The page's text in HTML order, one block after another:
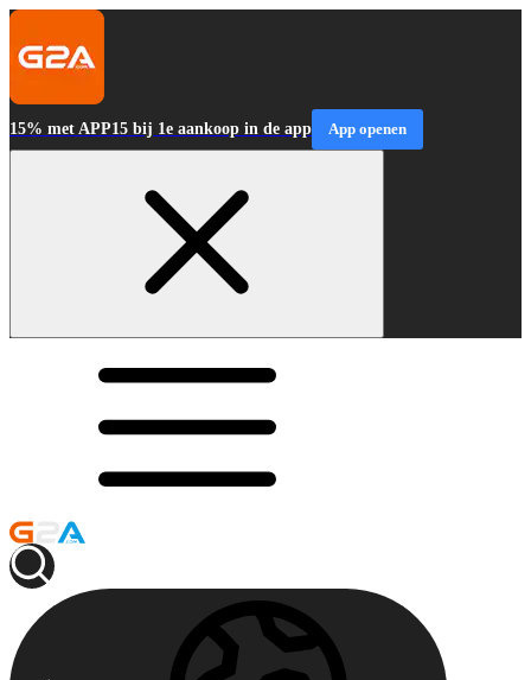
15% met APP15 bij 1e aankoop in de app App openen